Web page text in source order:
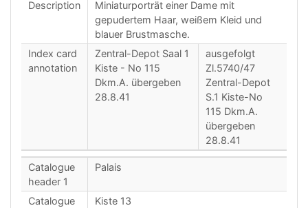
Description
Miniaturporträt einer Dame mit
gepudertem Haar, weißem Kleid und
blauer Brustmasche.
Index card
annotation
Zentral-Depot Saal 1
Kiste - No 115
Dkm.A. übergeben
28.8.41
ausgefolgt
Zl.5740/47
Zentral-Depot
S.1 Kiste-No
115 Dkm.A.
übergeben
28.8.41
Catalogue
header 1
Palais
Catalogue
Kiste 13